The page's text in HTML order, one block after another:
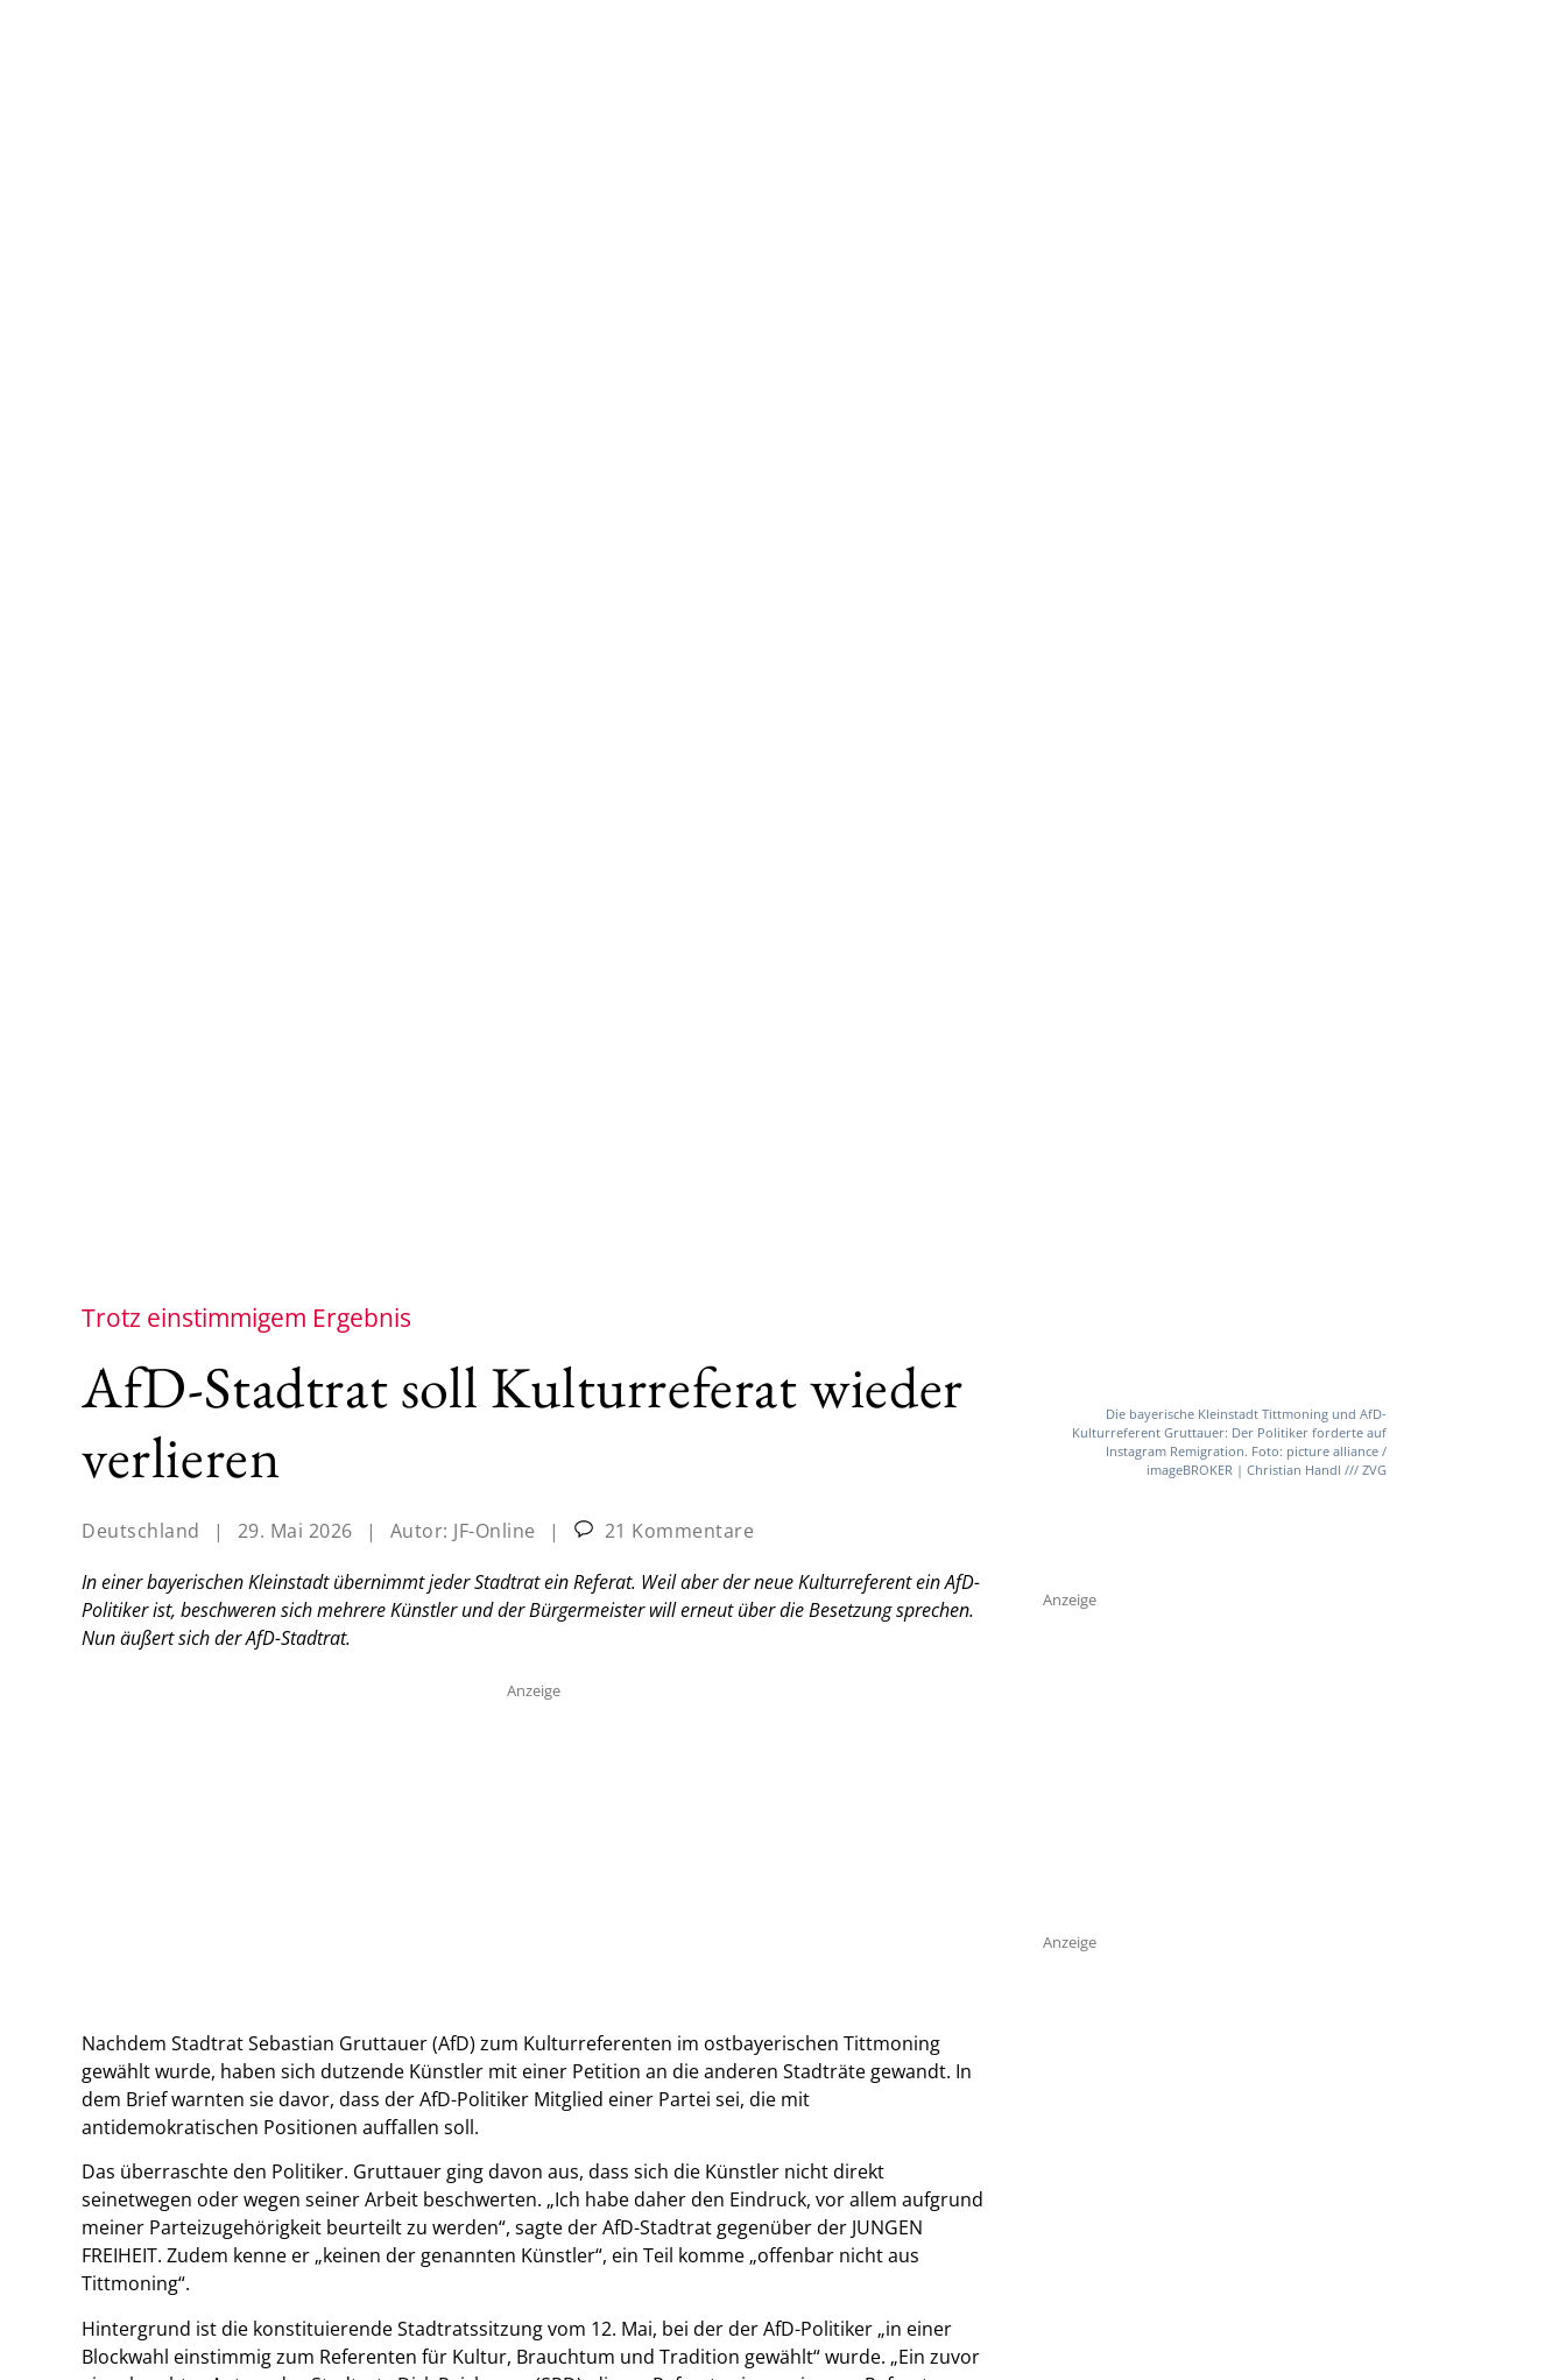
Trotz einstimmigem Ergebnis
AfD-Stadtrat soll Kulturreferat wieder
verlieren
Deutschland | 29. Mai 2026 | Autor: JF-Online |
21 Kommentare
In einer bayerischen Kleinstadt übernimmt jeder Stadtrat ein Referat. Weil aber der neue Kulturreferent ein AfD-
Politiker ist, beschweren sich mehrere Künstler und der Bürgermeister will erneut über die Besetzung sprechen.
Nun äußert sich der AfD-Stadtrat.
Anzeige
Nachdem Stadtrat Sebastian Gruttauer (AfD) zum Kulturreferenten im ostbayerischen Tittmoning
gewählt wurde, haben sich dutzende Künstler mit einer Petition an die anderen Stadträte gewandt. In
dem Brief warnten sie davor, dass der AfD-Politiker Mitglied einer Partei sei, die mit
antidemokratischen Positionen auffallen soll.
Das überraschte den Politiker. Gruttauer ging davon aus, dass sich die Künstler nicht direkt
seinetwegen oder wegen seiner Arbeit beschwerten. „Ich habe daher den Eindruck, vor allem aufgrund
meiner Parteizugehörigkeit beurteilt zu werden“, sagte der AfD-Stadtrat gegenüber der JUNGEN
FREIHEIT. Zudem kenne er „keinen der genannten Künstler“, ein Teil komme „offenbar nicht aus
Tittmoning“.
Hintergrund ist die konstituierende Stadtratssitzung vom 12. Mai, bei der der AfD-Politiker „in einer
Blockwahl einstimmig zum Referenten für Kultur, Brauchtum und Tradition gewählt“ wurde. „Ein zuvor
Die bayerische Kleinstadt Tittmoning und AfD-
Kulturreferent Gruttauer: Der Politiker forderte auf
Instagram Remigration. Foto: picture alliance /
imageBROKER | Christian Handl /// ZVG
Anzeige
Anzeige